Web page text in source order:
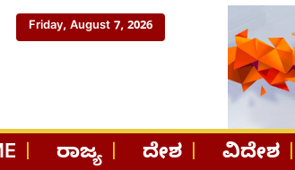
Friday, August 7, 2026
ರಾಜ್ಯ ದೇಶ ವಿದೇಶ